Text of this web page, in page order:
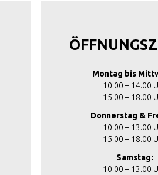
Montag bis
10.00 – 14.00
15.00 – 18.00
Donnerstag &
10.00 – 13.00
15.00 – 18.00
Samstag:
10.00 – 13.00